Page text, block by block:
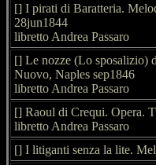
[] I pirati di Baratteria.
28jun1844
libretto Andrea Passaro
[] Le nozze (Lo sposalizio)
Nuovo, Naples sep1846
libretto Andrea Passaro
[] Raoul di Crequi. Opera.
libretto Andrea Passaro
[] I litiganti senza la lite.